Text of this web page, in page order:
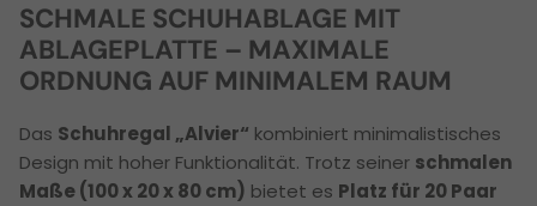
SCHMALE SCHUHABLAGE MIT
ABLAGEPLATTE – MAXIMALE
ORDNUNG AUF MINIMALEM RAUM
Das Schuhregal „Alvier“ kombiniert minimalistisches
Design mit hoher Funktionalität. Trotz seiner schmalen
Maße (100 x 20 x 80 cm) bietet es Platz für 20 Paar